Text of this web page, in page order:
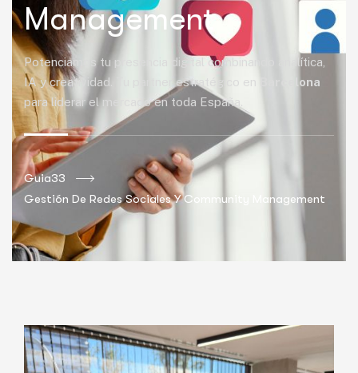
Management
Potenciamos tu presencia digital combinando analítica,
IA y creatividad. Tu partner estratégico en
Barcelona
para liderar el mercado en toda España.
Guia33
Gestión De Redes Sociales Y Community Management